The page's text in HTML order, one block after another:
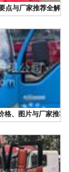
与厂家推荐全解析
、图片与厂家推荐